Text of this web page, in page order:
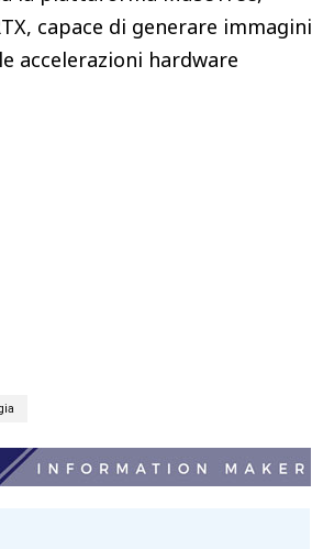
capace di generare immagini
accelerazioni hardware